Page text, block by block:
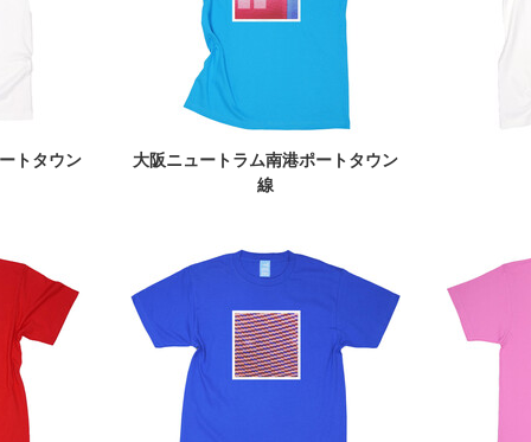
トタウン
大阪ニュートラム南港ポートタウン
線